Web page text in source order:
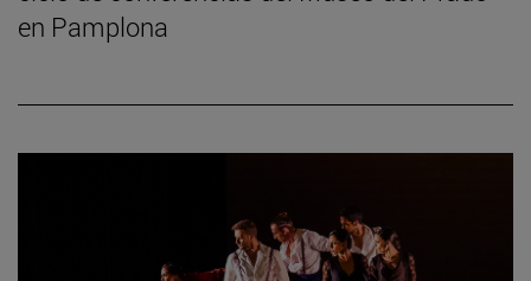
en Pamplona